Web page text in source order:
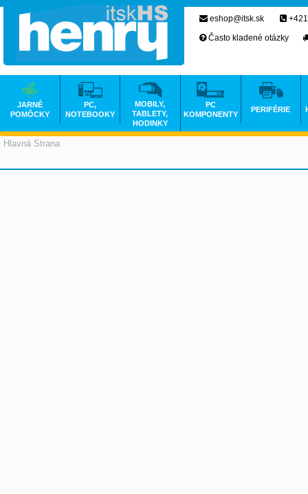
Hlavná Strana
eshop@itsk.sk
Často kladené otázky
JARNÉ
POMÔCKY
PC,
NOTEBOOKY
MOBILY,
TABLETY,
HODINKY
PC
KOMPONENTY
PERIFÉRIE